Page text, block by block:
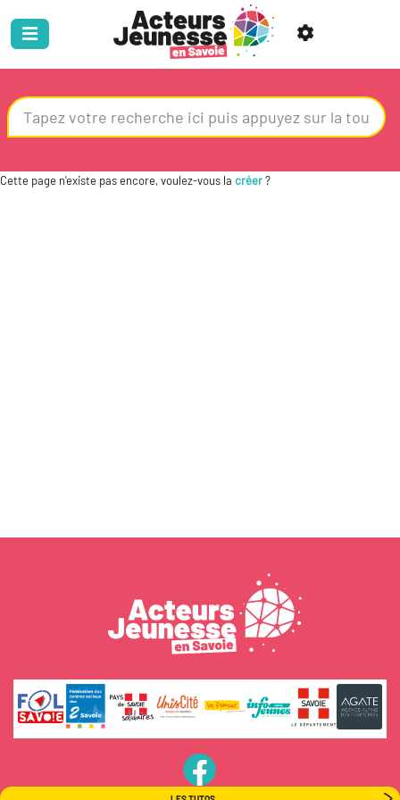
Cette page n'existe pas encore, voulez-vous la créer?
PageFB